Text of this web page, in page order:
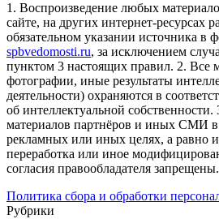
1. Воспроизведение любых
сайте, на других интернет-ресурсах
обязательном указании источника в
spbvedomosti.ru, за исключением
пунктом 3 настоящих правил. 2. Все
фотографии, иные результаты
деятельности) охраняются в
об интеллектуальной собственности.
материалов партнёров и иных СМИ в
рекламных или иных целях, а равно
переработка или иное
согласия правообладателя запрещены.
Политика сбора и обработки
Рубрики